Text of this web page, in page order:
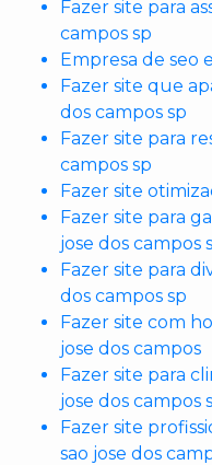
Fazer site para
campos sp
Empresa de seo
Fazer site que
dos campos sp
Fazer site para
campos sp
Fazer site
Fazer site para
jose dos campos
Fazer site para
dos campos sp
Fazer site com
jose dos campos
Fazer site para
jose dos campos
Fazer site
sao jose dos